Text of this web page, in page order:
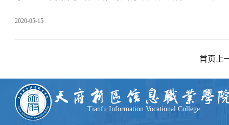
同努力，持续消除碘缺乏病3、消除碘缺乏
健康6、食用碘盐是最好的补碘方式让学
地区，碘缺乏影响智力和生长发育，介绍
防治经验、成果、人群碘营养状况、防治
要求学生向家长宣传食用碘盐是预防碘缺
家长购买和食用碘盐。保
2020-05-15
首页 上
Tianfu Information Vocational College